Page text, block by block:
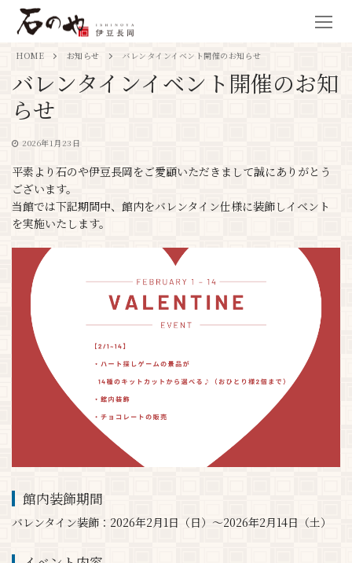
HOME お知らせ バレンタインイベント開催のお知らせ
バレンタインイベント開催のお知
らせ
2026年1月23日
平素より石のや伊豆長岡をご愛顧いただきまして誠にありがとう
ございます。
当館では下記期間中、館内をバレンタイン仕様に装飾しイベント
を実施いたします。
館内装飾期間
バレンタイン装飾：2026年2月1日（日）～2026年2月14日（土）